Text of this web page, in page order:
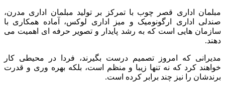
مبلمان اداری قصر چوب با تمرکز بر تولید مبلمان اداری مدرن،
صندلی اداری ارگونومیک و میز اداری لوکس، آماده همکاری با
سازمان هایی است که به رشد پایدار و تصویر حرفه ای اهمیت می
دهند.
مدیرانی که امروز تصمیم درست بگیرند، فردا در محیطی کار
خواهند کرد که نه تنها زیبا و منظم است، بلکه بهره وری و قدرت
برندشان را نیز چند برابر کرده است.